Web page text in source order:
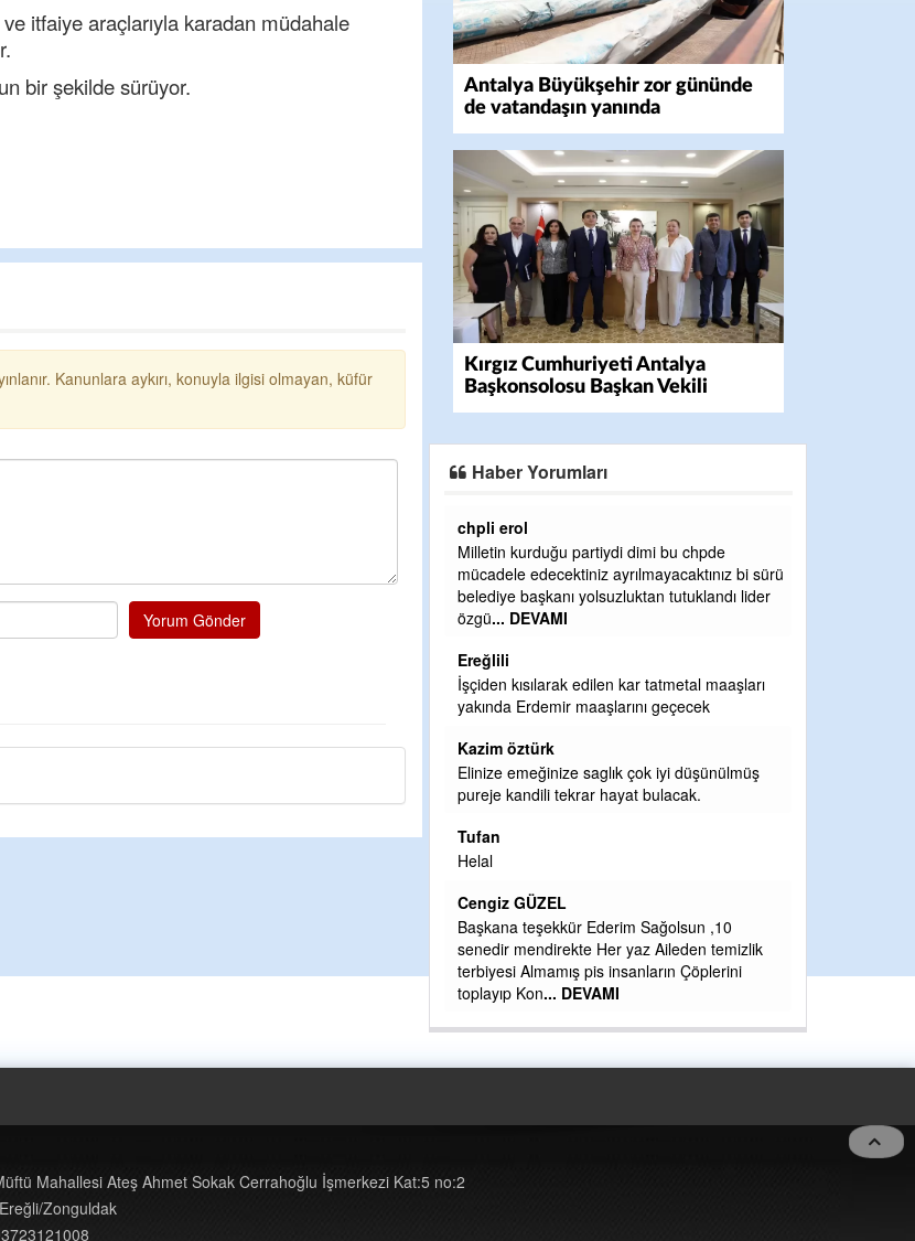
itfaiye araçlarıyla karadan müdahale
bir şekilde sürüyor.
Kanunlara aykırı, konuyla ilgisi olmayan, küfür
Yorum Gönder
Antalya Büyükşehir zor gününde
de vatandaşın yanında
Kırgız Cumhuriyeti Antalya
Başkonsolosu Başkan Vekili
Özdemir'i ziyaret etti
Haber Yorumları
mücadele edecektiniz ayrılmayacaktınız bi sürü
belediye başkanı yolsuzluktan tutuklandı lider
özgü... DEVAMI
İşçiden kısılarak edilen kar tatmetal maaşları
Kazim öztürk
Elinize emeğinize saglık çok iyi düşünülmüş
Tufan
senedir mendirekte Her yaz Aileden temizlik
terbiyesi Almamış pis insanların Çöplerini
Ereğlili
Ereğli Futbol Kulübünü Erdemir'i özelleştirenler
düşünsün ve sahip çıksınlar. Erdemir
özelleştirilmeseydi sponsor olurdu ve para
probl... DEVAMI
Tebrikler başkanım ve yönetim kurulu, güzel
bir hizmet.Ereğlimizin terası sayenizde huzur
Halil Aydın
Birol Şahin ülke hizmetine çeyrek asır
Halil Aydın
Çırak ustasından öğrenir kısmet bağlamayı...
Ben İbrahim Yalçını tebrik ediyorum.
CEVDET YILMAZ
ÖNCE ALKAYA TARAFINDAN BAŞLATILDI,